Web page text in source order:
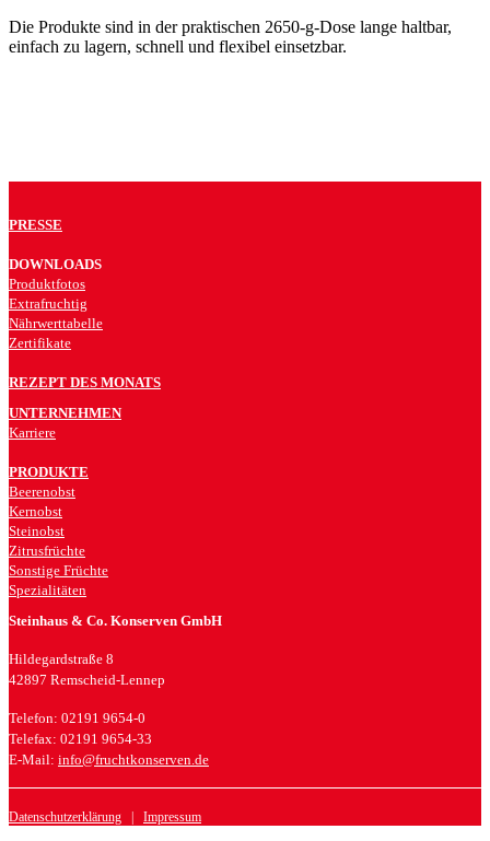
Die Produkte sind in der praktischen 2650-g-Dose lange haltbar,
einfach zu lagern, schnell und flexibel einsetzbar.
PRESSE
DOWNLOADS
Produktfotos
Extrafruchtig
Nährwerttabelle
Zertifikate
REZEPT DES MONATS
UNTERNEHMEN
Karriere
PRODUKTE
Beerenobst
Kernobst
Steinobst
Zitrusfrüchte
Sonstige Früchte
Spezialitäten
Steinhaus & Co. Konserven GmbH
Hildegardstraße 8
42897 Remscheid-Lennep
Telefon: 02191 9654-0
Telefax: 02191 9654-33
E-Mail: info@fruchtkonserven.de
Datenschutzerklärung | Impressum